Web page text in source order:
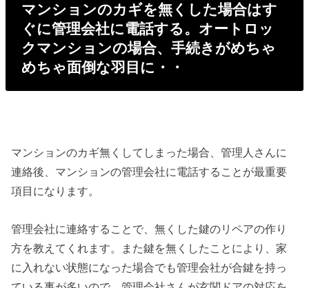
マンションのカギを無くした場合はす
ぐに管理会社に電話する。オートロッ
クマンションの場合、手続きがめちゃ
めちゃ面倒な羽目に・・
マンションのカギ無くしてしまった場合、管理人さんに
連絡後、マンションの管理会社に電話することが最重要
項目になります。
管理会社に連絡することで、無くした鍵のリペアの作り
方を教えてくれます。また鍵を無くしたことにより、家
に入れない状態になった場合でも管理会社が合鍵を持っ